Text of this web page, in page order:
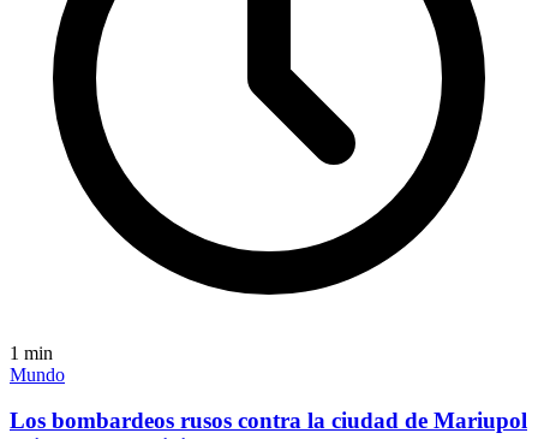
1 min
Mundo
Los bombardeos rusos contra la ciudad de Mariupol